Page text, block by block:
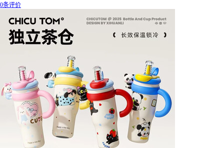
0条评价